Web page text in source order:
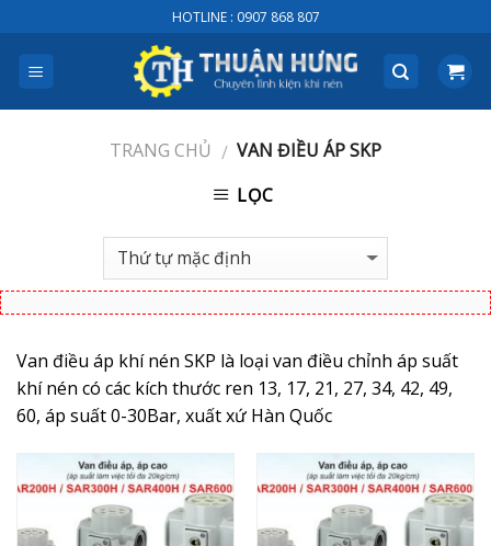
to
content
HOTLINE : 0907 868 807
TRANG CHỦ / VAN ĐIỀU ÁP SKP
LỌC
Van điều áp khí nén SKP là loại van điều chỉnh áp suất
khí nén có các kích thước ren 13, 17, 21, 27, 34, 42, 49,
60, áp suất 0-30Bar, xuất xứ Hàn Quốc